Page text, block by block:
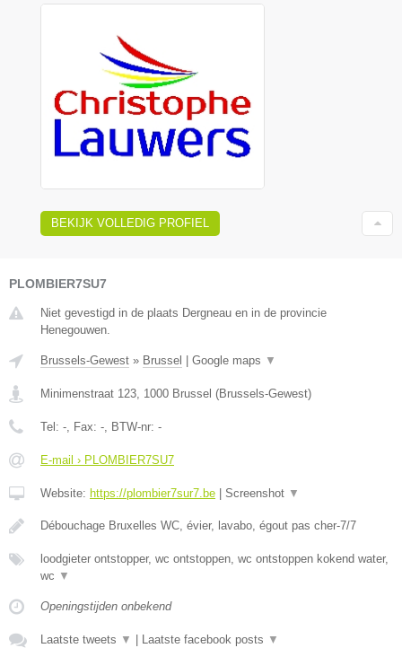
BEKIJK VOLLEDIG PROFIEL
PLOMBIER7SU7
Niet gevestigd in de plaats Dergneau en in de provincie
Henegouwen.
Brussels-Gewest » Brussel Google maps ▼
Minimenstraat 123, 1000 Brussel (Brussels-Gewest)
Tel: -, Fax: -, BTW-nr: -
E-mail › PLOMBIER7SU7
Website: https://plombier7sur7.be Screenshot ▼
Débouchage Bruxelles WC, évier, lavabo, égout pas cher-7/7
loodgieter ontstopper, wc ontstoppen, wc ontstoppen kokend water,
wc ▼
Openingstijden onbekend
Laatste tweets ▼ Laatste facebook posts ▼